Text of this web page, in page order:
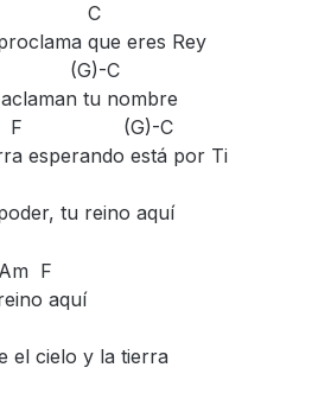
C
que eres Rey
C
tu nombre
(G)-C
esperando está por Ti
tu reino aquí
F
aquí
el cielo y la tierra